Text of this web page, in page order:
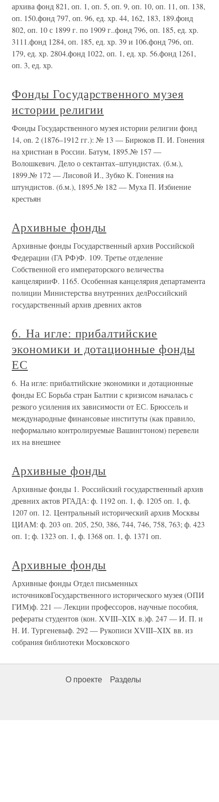
архива фонд 821, оп. 1, оп. 5, оп. 9, оп. 10, оп. 11, оп. 138,
оп. 150.фонд 797, оп. 96, ед. хр. 44, 162, 183, 189.фонд
802, оп. 10 с 1899 г. по 1909 г..фонд 796, оп. 185, ед. хр.
3111.фонд 1284, оп. 185, ед. хр. 39 и 106.фонд 796, оп.
179, ед. хр. 2804.фонд 1022, оп. 1, ед. хр. 56.фонд 1261,
оп. 3, ед. хр.
Фонды Государственного музея
истории религии
Фонды Государственного музея истории религии фонд
14, on. 2 (1876–1912 гг.): № 13 — Бирюков П. И. Гонения
на христиан в России. Батум, 1895.№ 157 —
Волошкевич. Дело о сектантах–штундистах. (б.м.),
1899.№ 172 — Лисовой И., Зубко К. Гонения на
штундистов. (б.м.), 1895.№ 182 — Муха П. Избиение
крестьян
Архивные фонды
Архивные фонды Государственный архив Российской
Федерации (ГА РФ)Ф. 109. Третье отделение
Собственной его императорского величества
канцелярииФ. 1165. Особенная канцелярия департамента
полиции Министерства внутренних делРоссийский
государственный архив древних актов
6. На игле: прибалтийские
экономики и дотационные фонды
ЕС
6. На игле: прибалтийские экономики и дотационные
фонды ЕС Борьба стран Балтии с кризисом началась с
резкого усиления их зависимости от ЕС. Брюссель и
международные финансовые институты (как правило,
неформально контролируемые Вашингтоном) перевели
их на внешнее
Архивные фонды
Архивные фонды 1. Российский государственный архив
древних актов РГАДА: ф. 1192 оп. 1, ф. 1205 оп. 1, ф.
1207 оп. 12. Центральный исторический архив Москвы
ЦИАМ: ф. 203 оп. 205, 250, 386, 744, 746, 758, 763; ф. 423
оп. 1; ф. 1323 оп. 1, ф. 1368 оп. 1, ф. 1371 оп.
Архивные фонды
Архивные фонды Отдел письменных
источниковГосударственного исторического музея (ОПИ
ГИМ)ф. 221 — Лекции профессоров, научные пособия,
рефераты студентов (кон. XVIII–XIX в.)ф. 247 — И. П. и
Н. И. Тургеневыф. 292 — Рукописи XVIII–XIX вв. из
собрания библиотеки Московского
О проекте Разделы